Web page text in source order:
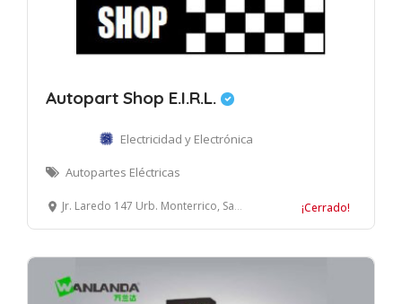
Autopart Shop E.I.R.L.
Electricidad y Electrónica
Autopartes Eléctricas
Jr. Laredo 147 Urb. Monterrico, Santiago de Surco, Lima ¡Cerrado!